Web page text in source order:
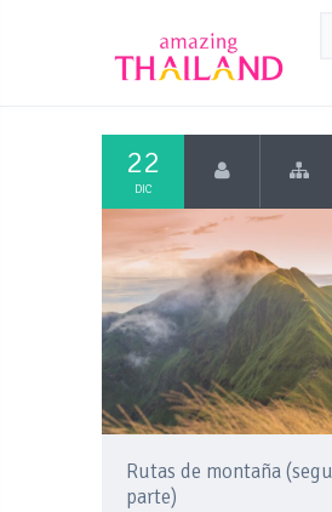
22
DIC
Rutas de montaña
parte)